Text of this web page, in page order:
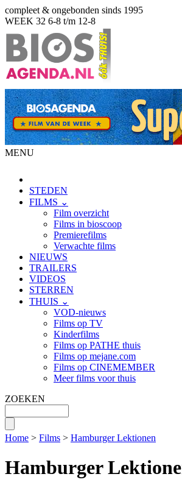
compleet & ongebonden sinds 1995
WEEK 32 6-8 t/m 12-8
MENU
STEDEN
FILMS ⌄
Film overzicht
Films in bioscoop
Premierefilms
Verwachte films
NIEUWS
TRAILERS
VIDEOS
STERREN
THUIS ⌄
VOD-nieuws
Films op TV
Kinderfilms
Films op PATHE thuis
Films op mejane.com
Films op CINEMEMBER
Meer films voor thuis
ZOEKEN
Home > Films > Hamburger Lektionen
Hamburger